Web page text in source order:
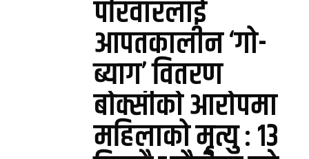
परिवारलाई
आपतकालीन ‘गो-
ब्याग’ वितरण
बोक्सीको आरोपमा
महिलाको मृत्यु : १३